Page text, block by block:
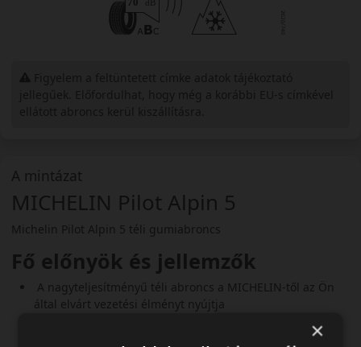
A mintázat
MICHELIN Pilot Alpin 5
Michelin Pilot Alpin 5 téli gumiabroncs
Fő előnyök és jellemzők
A nagyteljesítményű téli abroncs a MICHELIN-től az Ön
által elvárt vezetési élményt nyújtja
×